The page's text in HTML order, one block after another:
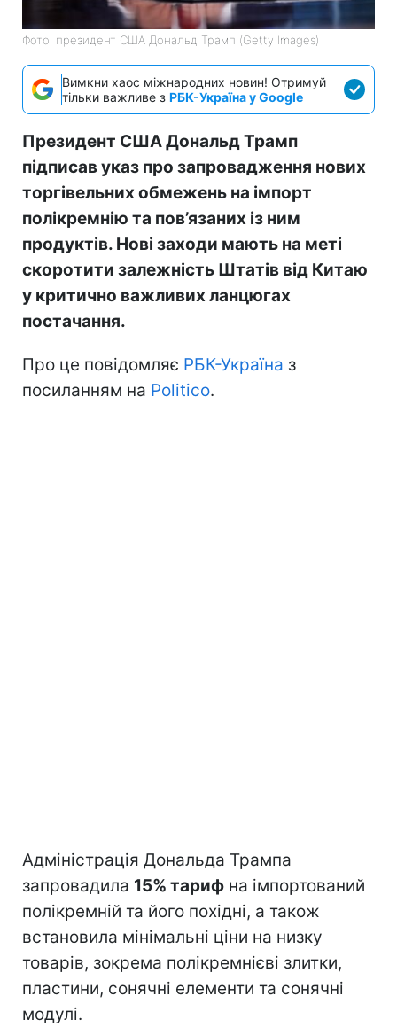
Фото: президент США Дональд Трамп (Getty Images)
Вимкни хаос міжнародних новин! Отримуй
тільки важливе з РБК-Україна у Google
Президент США Дональд Трамп
підписав указ про запровадження нових
торгівельних обмежень на імпорт
полікремнію та пов’язаних із ним
продуктів. Нові заходи мають на меті
скоротити залежність Штатів від Китаю
у критично важливих ланцюгах
постачання.
Про це повідомляє РБК-Україна з
посиланням на Politico.
Адміністрація Дональда Трампа
запровадила 15% тариф на імпортований
полікремній та його похідні, а також
встановила мінімальні ціни на низку
товарів, зокрема полікремнієві злитки,
пластини, сонячні елементи та сонячні
модулі.